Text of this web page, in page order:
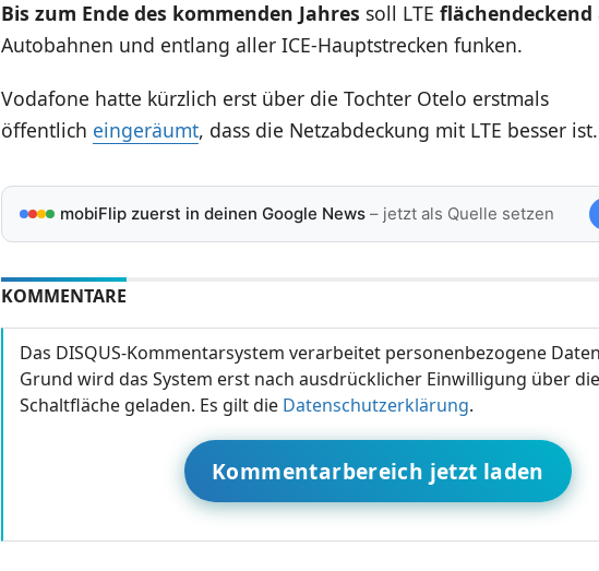
Bis zum Ende des kommenden Jahres soll LTE flächendeckend
Autobahnen und entlang aller ICE-Hauptstrecken funken.
Vodafone hatte kürzlich erst über die Tochter Otelo erstmals
öffentlich eingeräumt, dass die Netzabdeckung mit LTE besser ist.
mobiFlip zuerst in deinen Google News– jetzt als Quelle setzen
KOMMENTARE
Das DISQUS-Kommentarsystem verarbeitet personenbezogene
Grund wird das System erst nach ausdrücklicher Einwilligung über
Schaltfläche geladen. Es gilt die Datenschutzerklärung.
Kommentarbereich jetzt laden